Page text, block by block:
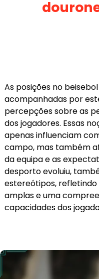
As posições no
acompanhadas por
percepções sobre as
dos jogadores. Essas
apenas influenciam
campo, mas também
da equipa e as
desporto evoluiu,
estereótipos, refletindo
amplas e uma
capacidades dos